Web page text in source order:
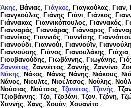
Άκης, Βάνιας, Γιάγκος, Γιαγκούλας, Γιαν,
Γιανγκούλας, Γιάνης, Γιάνι, Γιάνκος,
Γιάννακας, Γιαννικόπουλος, Γιαννακός,
Γιανναράς, Γιαννάρας, Γιάνναρος,
Γιαννίκος, Γιαννιός, Γιαννίσης,
Γιαννούδι, Γιαννούι, Γιαννούϊν,
Γιαννούσης, Γιάνος, Γιανουλάκης, Γιάχια,
Γιουβανούδης, Γιωβάννης, Γιωγάνης,
Ζαννέτος, Ζαννέττος, Ζαννής, Ζαννίνο,
Νάκης, Νάκος, Νάνες, Νάνης, Νιάκους,
Νάνος, Νιουλτς, Νιούλτσος, Νούλης,
Νούσιας, Νούτσος, Τζανέτος, Τζανής,
Τζιοβάννης, Τζο, Τζοβάνι, Τζον, Τζόνη,
Χαννής, Χανς, Χουάν, Χουανίτο